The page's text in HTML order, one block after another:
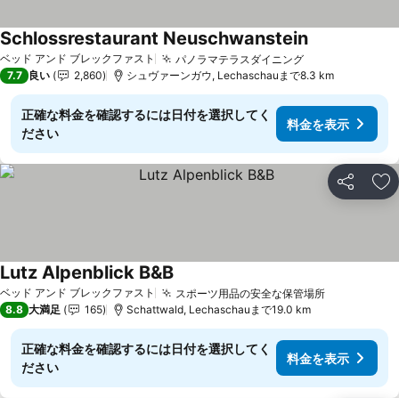
ベッド アンド ブレックファスト パノラマテラスダイニング
Schlossrestaurant Neuschwanstein
7.7 良い 2,860 シュヴァーンガウ, Lechaschauまで8.3 km
正確な料金を確認するには日付を選択してく
ださい
料金を表示
シェア お
ベッド アンド ブレックファスト スポーツ用品の安全な保管場所
Lutz Alpenblick B&B
8.8 大満足 165 Schattwald, Lechaschauまで19.0 km
正確な料金を確認するには日付を選択してく
ださい
料金を表示